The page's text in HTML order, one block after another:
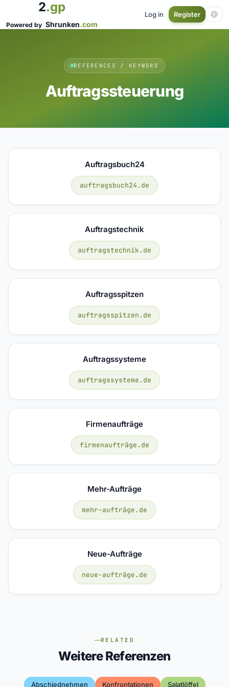
2.gp
Powered by Shrunken.com
Log in Register
REFERENCES / KEYWORD
Auftragssteuerung
Auftragsbuch24
auftragsbuch24.de
Auftragstechnik
auftragstechnik.de
Auftragsspitzen
auftragsspitzen.de
Auftragssysteme
auftragssysteme.de
Firmenaufträge
firmenaufträge.de
Mehr-Aufträge
mehr-aufträge.de
Neue-Aufträge
neue-aufträge.de
RELATED
Weitere Referenzen
Abschiednehmen Konfrontationen Salatlöffel